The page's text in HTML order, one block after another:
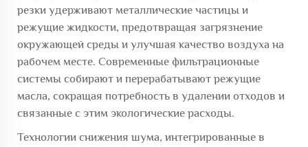
резки удерживают металлические частицы и
режущие жидкости, предотвращая загрязнение
окружающей среды и улучшая качество воздуха на
рабочем месте. Современные фильтрационные
системы собирают и перерабатывают режущие
масла, сокращая потребность в удалении отходов и
связанные с этим экологические расходы.
Технологии снижения шума, интегрированные в